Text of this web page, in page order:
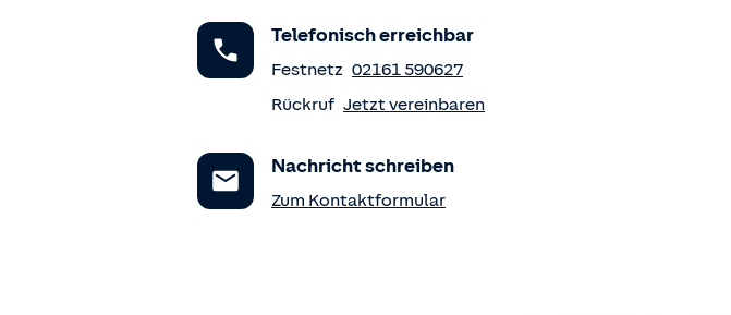
Telefonisch erreichbar
Festnetz 02161 590627
Rückruf Jetzt vereinbaren
Nachricht schreiben
Zum Kontaktformular